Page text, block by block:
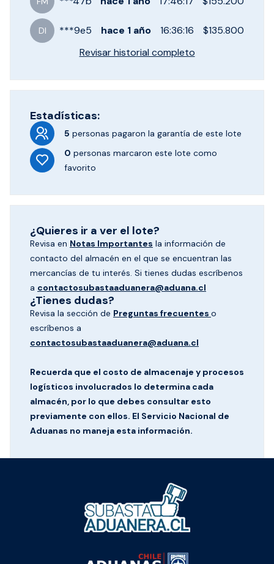
DI ***9e5 hace 1 año 16:36:16
$135.800
Revisar historial completo
Estadísticas:
5 personas pagaron la garantía de este lote
0 personas marcaron este lote como
favorito
¿Quieres ir a ver el lote?
Revisa en Notas Importantes la información de
contacto del almacén en el que se encuentran las
mercancías de tu interés. Si tienes dudas escríbenos
a contactosubastaaduanera@aduana.cl
¿Tienes dudas?
Revisa la sección de Preguntas frecuentes o
escríbenos a
contactosubastaaduanera@aduana.cl
Recuerda que el costo de almacenaje y procesos
logísticos involucrados lo determina cada
almacén, por lo que debes consultar esto
previamente con ellos. El Servicio Nacional de
Aduanas no maneja esta información.